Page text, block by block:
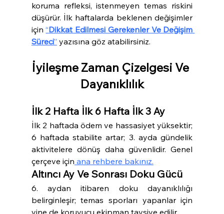
koruma refleksi, istenmeyen temas riskini
düşürür. İlk haftalarda beklenen değişimler
için “Dikkat Edilmesi Gerekenler Ve Değişim
Süreci” yazısına göz atabilirsiniz.
İyileşme Zaman Çizelgesi Ve
Dayanıklılık
İlk 2 Hafta İlk 6 Hafta İlk 3 Ay
İlk 2 haftada ödem ve hassasiyet yüksektir;
6 haftada stabilite artar; 3. ayda gündelik
aktivitelere dönüş daha güvenlidir. Genel
çerçeve için ana rehbere bakınız.
Altıncı Ay Ve Sonrası Doku Gücü
6. aydan itibaren doku dayanıklılığı
belirginleşir; temas sporları yapanlar için